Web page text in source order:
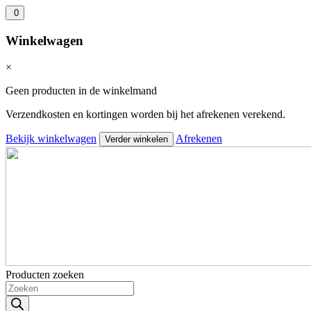
0
Winkelwagen
×
Geen producten in de winkelmand
Verzendkosten en kortingen worden bij het afrekenen verekend.
Bekijk winkelwagen Verder winkelen Afrekenen
Producten zoeken